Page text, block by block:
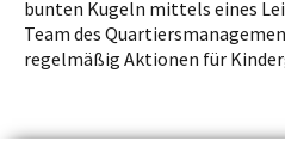
bunten Kugeln mittels eines
Team des
regelmäßig Aktionen für